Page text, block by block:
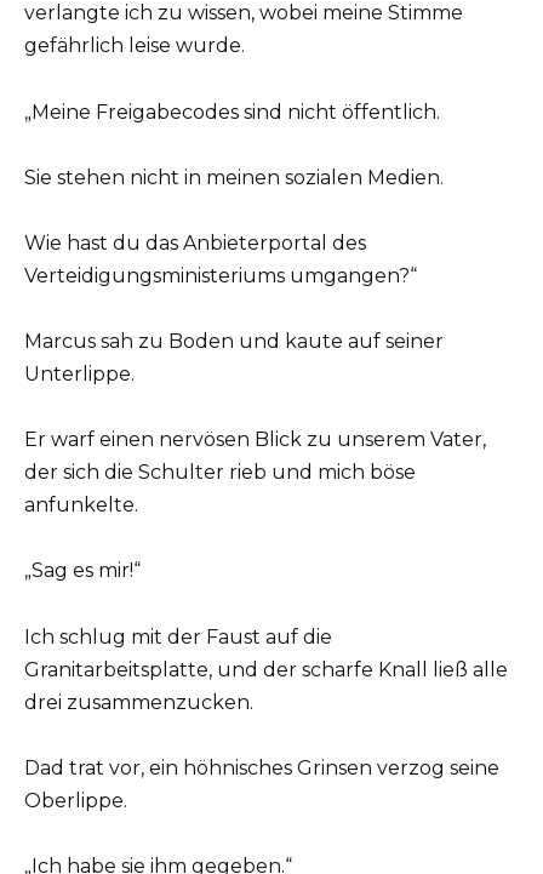
verlangte ich zu wissen, wobei meine Stimme
gefährlich leise wurde.
„Meine Freigabecodes sind nicht öffentlich.
Sie stehen nicht in meinen sozialen Medien.
Wie hast du das Anbieterportal des
Verteidigungsministeriums umgangen?“
Marcus sah zu Boden und kaute auf seiner
Unterlippe.
Er warf einen nervösen Blick zu unserem Vater,
der sich die Schulter rieb und mich böse
anfunkelte.
„Sag es mir!“
Ich schlug mit der Faust auf die
Granitarbeitsplatte, und der scharfe Knall ließ alle
drei zusammenzucken.
Dad trat vor, ein höhnisches Grinsen verzog seine
Oberlippe.
„Ich habe sie ihm gegeben.“